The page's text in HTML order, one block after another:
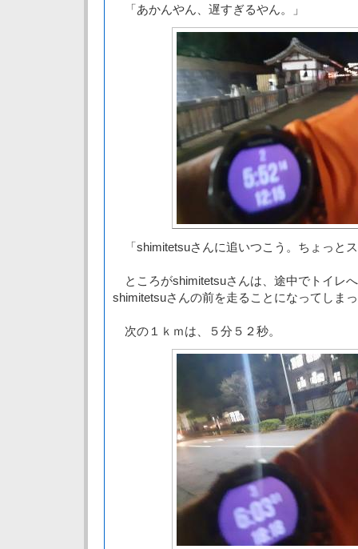
「あかんやん、遅すぎるやん。」
「shimitetsuさんに追いつこう。ちょっと
ところがshimitetsuさんは、途中でトイレ
shimitetsuさんの前を走ることになってしま
次の１ｋｍは、５分５２秒。